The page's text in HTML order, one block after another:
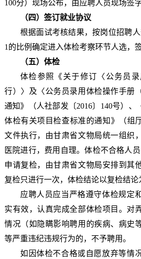
100分）现场公布，由应聘人员现场签字
（四）签订就业协议
根据面试考核结果，按岗位招聘
1的比例确定进入体检考察环节人选，
（五）体检
体检参照《关于修订〈公务员
行）〉及〈公务员录用体检操作手册
通知》（人社部发〔2016〕140号）、
体检有关项目检查标准的通知》（组
文件执行，由甘肃省文物局统一组织
医院进行，费用自理。体检不合格人
申请复检，由甘肃省文物局安排到其
复检只进行一次，体检结论以复检结论
应聘人员应当严格遵守体检规定
实有效，认真完成全部体检项目。对
情况（如隐瞒影响聘用的疾病、病史
等严重违纪违规行为的，不予聘用。
如因体检不合格或自愿放弃等情